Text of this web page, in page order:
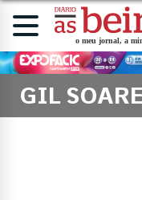
GIL